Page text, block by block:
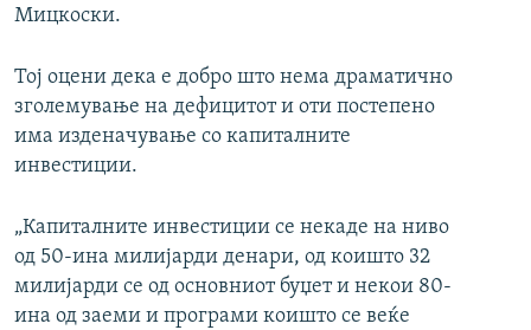
Мицкоски.
Тој оцени дека е добро што нема драматично
зголемување на дефицитот и оти постепено
има изденачување со капиталните
инвестиции.
„Капиталните инвестиции се некаде на ниво
од 50-ина милијарди денари, од коишто 32
милијарди се од основниот буџет и некои 80-
ина од заеми и програми коишто се веќе